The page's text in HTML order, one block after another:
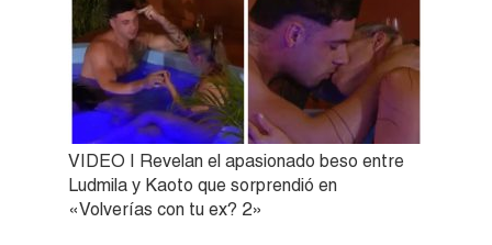
VIDEO | Revelan el apasionado beso entre
Ludmila y Kaoto que sorprendió en
«Volverías con tu ex? 2»